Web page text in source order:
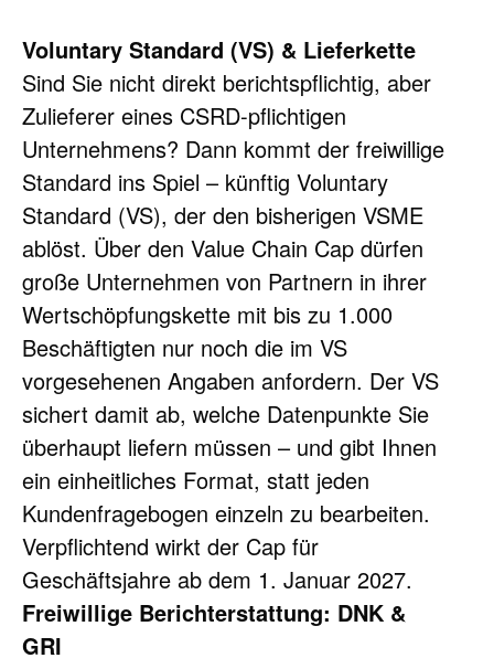
Voluntary Standard (VS) & Lieferkette
Sind Sie nicht direkt berichtspflichtig, aber
Zulieferer eines CSRD-pflichtigen
Unternehmens? Dann kommt der freiwillige
Standard ins Spiel – künftig Voluntary
Standard (VS), der den bisherigen VSME
ablöst. Über den Value Chain Cap dürfen
große Unternehmen von Partnern in ihrer
Wertschöpfungskette mit bis zu 1.000
Beschäftigten nur noch die im VS
vorgesehenen Angaben anfordern. Der VS
sichert damit ab, welche Datenpunkte Sie
überhaupt liefern müssen – und gibt Ihnen
ein einheitliches Format, statt jeden
Kundenfragebogen einzeln zu bearbeiten.
Verpflichtend wirkt der Cap für
Geschäftsjahre ab dem 1. Januar 2027.
Freiwillige Berichterstattung: DNK &
GRI